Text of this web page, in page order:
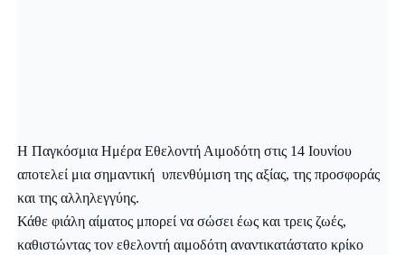
Η Παγκόσμια Ημέρα Εθελοντή Αιμοδότη στις 14 Ιουνίου
αποτελεί μια σημαντική υπενθύμιση της αξίας, της προσφοράς
και της αλληλεγγύης.
Κάθε φιάλη αίματος μπορεί να σώσει έως και τρεις ζωές,
καθιστώντας τον εθελοντή αιμοδότη αναντικατάστατο κρίκο